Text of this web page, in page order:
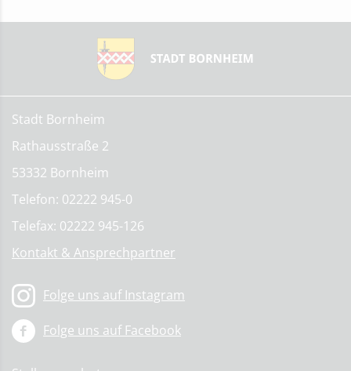
Stadt Bornheim
Rathausstraße 2
53332 Bornheim
Telefon: 02222 945-0
Telefax: 02222 945-126
Kontakt & Ansprechpartner
Folge uns auf Instagram
Folge uns auf Facebook